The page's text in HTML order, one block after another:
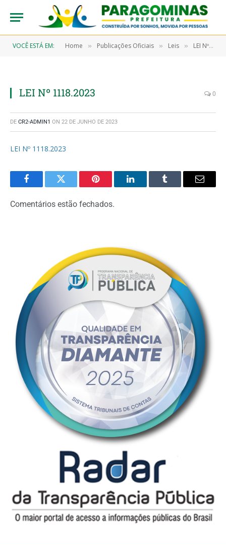
VOCÊ ESTÁ EM: Home » Publicações Oficiais » Leis » LEI Nº 1118/2023, DE 13 DE JUNHO DE 2023 (Reconhece de Utilidade Pública a Associação Desportiva e Social de Paragominas – ADSP, e dá outras providências)
LEI Nº 1118.2023 0
DE CR2-ADMIN1 ON 22 DE JUNHO DE 2023
LEI Nº 1118.2023
FacebookTwitter Pinterest LinkedInTumblr Email
Comentários estão fechados.